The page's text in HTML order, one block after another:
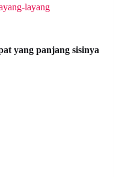
layang
yang panjang sisinya